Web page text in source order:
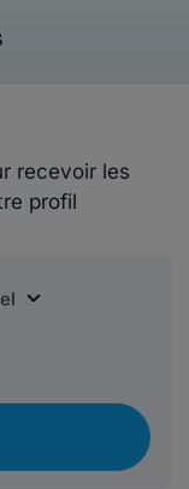
recevoir les
profil